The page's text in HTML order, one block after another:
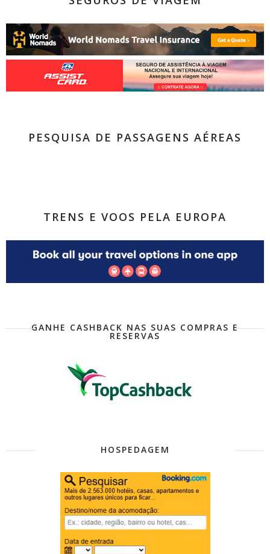
PESQUISA DE PASSAGENS AÉREAS
TRENS E VOOS PELA EUROPA
GANHE CASHBACK NAS SUAS COMPRAS E
RESERVAS
HOSPEDAGEM